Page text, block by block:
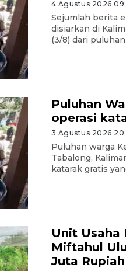
4 Agustus 2026
Sejumlah berita
disiarkan di
(3/8) dari
Puluhan
operasi
3 Agustus 2026
Puluhan warga
Tabalong,
katarak gratis
Unit Usaha
Miftahul
Juta Rupiah